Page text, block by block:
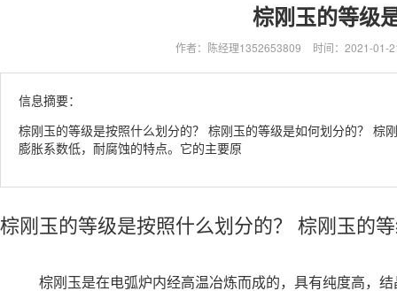
棕刚玉的等级
作者：陈经理1352653809 时间：2021-01-
信息摘要：
棕刚玉的等级是按照什么划分的？ 棕刚玉的等级是如何划分的？
膨胀系数低，耐腐蚀的特点。它的主要原
棕刚玉的等级是按照什么划分的？ 棕刚玉的
棕刚玉是在电弧炉内经高温冶炼而成的，具有纯度高，